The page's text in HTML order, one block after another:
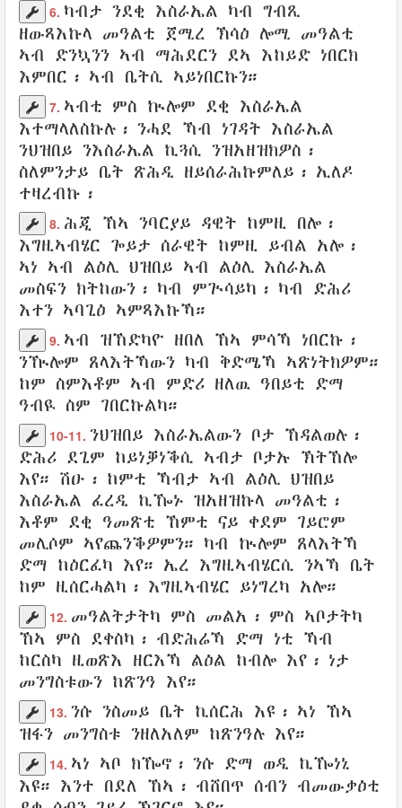
6. ካብታ ንደቂ እስራኤል ካብ ግብጺ
ዘውጻእኩላ መዓልቲ ጀሚረ ኽሳዕ ሎሚ መዓልቲ
ኣብ ድንኳንን ኣብ ማሕደርን ደኣ እከይድ ነበርክ
እምበር፡ ኣብ ቤትሲ ኣይነበርኩን።
7. ኣብቲ ምስ ኲሎም ደቂ እስራኤል
እተማላለስኩሉ፡ ንሓደ ኻብ ነገዳት እስራኤል
ንህዝበይ ንእስራኤል ኪጓሲ ንዝአዘዝክዎስ ፡
ስለምንታይ ቤት ጽሕዲ ዘይሰራሕኩምለይ ፡ ኢለዶ
ተዛረብኩ ፡
8. ሕጂ ኸኣ ንባርያይ ዳዊት ከምዚ በሎ፡
እግዚኣብሄር ጐይታ ሰራዊት ከምዚ ይብል አሎ ፡
ኣነ ኣብ ልዕሊ ህዝበይ ኣብ ልዕሊ እስራኤል
መስፍን ክትከውን ፡ ካብ ምጒሳይካ ፡ ካብ ድሕሪ
እተን ኣባጊዕ ኣምጻእኩኻ።
9. ኣብ ዝኸድካዮ ዘበለ ኸኣ ምሳኻ ነበርኩ ፡
ንዂሎም ጸላእትኻውን ካብ ቅድሜኻ ኣጽነትክዎም።
ከም ስምእቶም ኣብ ምድሪ ዘለዉ ዓበይቲ ድማ
ዓብዪ ስም ገበርኩልካ።
10-11. ንህዝበይ እስራኤልውን ቦታ ኸዳልወሉ ፡
ድሕሪ ደጊም ከይነቓነቕሲ ኣብታ ቦታኡ ኽትኸሎ
እየ። ሽዑ፡ ከምቲ ኻብታ ኣብ ልዕሊ ህዝበይ
እስራኤል ፈረዲ ኪዀኑ ዝአዘዝኩላ መዓልቲ ፡
እቶም ደቂ ዓመጽቲ ኸምቲ ናይ ቀደም ገይሮም
መሊሶም ኣየጨንቕዎምን። ካብ ኲሎም ጸላእትኻ
ድማ ከዕርፈካ እየ። ኤረ እግዚኣብሄርሲ ንኣኻ ቤት
ከም ዚሰርሓልካ፡ እግዚኣብሄር ይነግረካ አሎ።
12. መዓልትታትካ ምስ መልአ ፡ ምስ ኣቦታትካ
ኸኣ ምስ ደቀስካ ፡ ብድሕሬኻ ድማ ነቲ ኻብ
ከርስካ ዚወጽእ
ዘርእኻ ልዕል ከብሎ እየ ፡ ነታ
መንግስቱውን ከጽንዓ እየ።
13. ንሱ ንስመይ ቤት ኪሰርሕ እዩ፡ ኣነ ኸኣ
ዝፋን መንግስቱ ንዘለአለም ከጽንዓሉ እየ።
14. ኣነ ኣቦ ክዀኖ ፡ ንሱ ድማ ወዲ ኪዀነኒ
እዩ። እንተ በደለ ኸኣ፡ ብሸበጥ ሰብን ብመውቃዕቲ